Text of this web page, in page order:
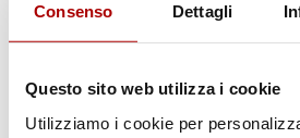
Consenso Dettagli
Questo sito web utilizza i cookie
Utilizziamo i cookie per